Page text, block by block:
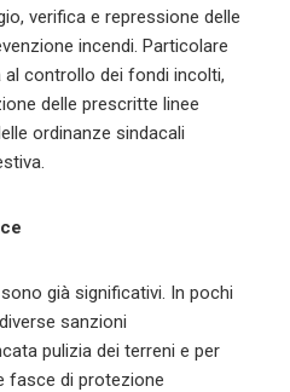
verifica e repressione delle
incendi. Particolare
controllo dei fondi incolti,
delle prescritte linee
ordinanze sindacali
già significativi. In pochi
sanzioni
pulizia dei terreni e per
fasce di protezione